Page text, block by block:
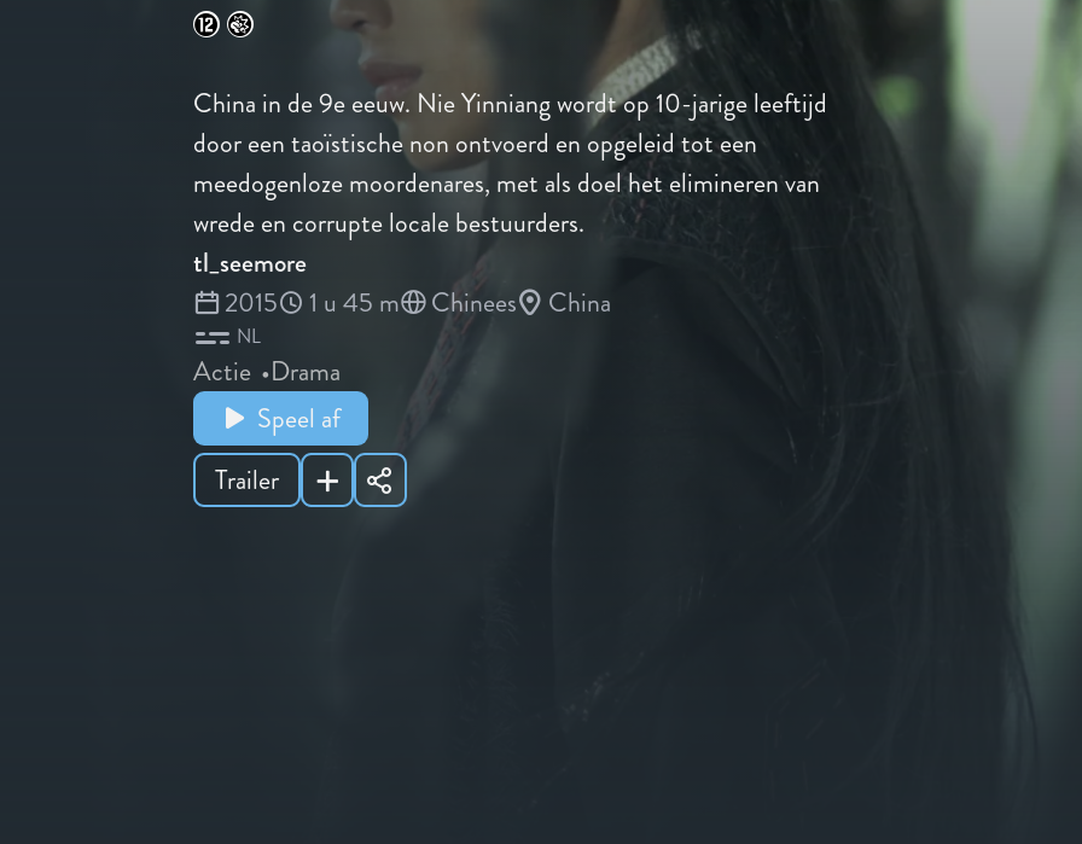
China in de 9e eeuw. Nie Yinniang wordt op 10-jarige leeftijd
door een taoïstische non ontvoerd en opgeleid tot een
meedogenloze moordenares, met als doel het elimineren van
wrede en corrupte locale bestuurders.
tl_seemore
2015
1 u 45 m Chinees China
NL
Actie
Drama
Speel af
Trailer